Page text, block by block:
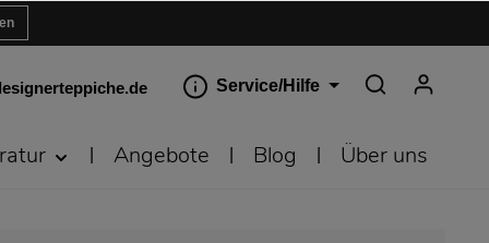
Service/Hilfe
Angebote Blog Über uns